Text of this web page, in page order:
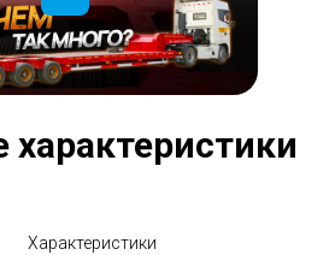
Характеристики